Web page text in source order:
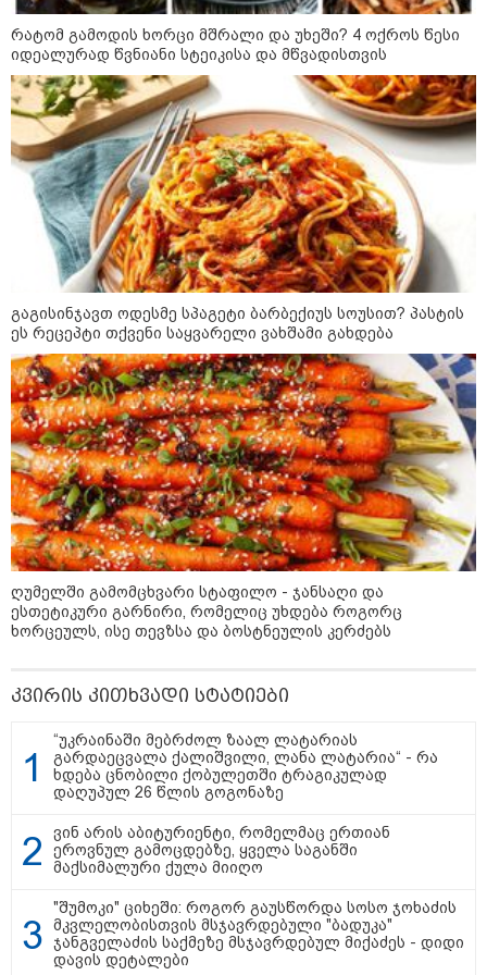
გათავისუფლებისკენ" - რას
წერს ეუთო-ს წარმომადგენელი
მზია ამაღლობელზე?
21:38 / 06-08-2026
"ჩვენთვის ეს ეგზოტიკაა, ჩვენს
სტუმრებს ასე ვუხსნით - ბევრი
სანთელი, ეგზოტიკა და
რომანტიკული საღამოები" -
შალვა ალავერდაშვილი
ელექტროენერგიის გათიშვებზე
კატეგორიის ყველა სიახლე
კრეისერ "ედინბურგის" საიდუმლო:
როგორ იპოვეს 40 წლის შემდეგ 5
ტონა "სტალინის ოქრო"
ედუარდ შევარდნაძის
სკანდალური საჩუქარი პუტინს და
რუსეთის პრეზიდენტის მუქარა,
რომელიც 6 წლის შემდეგ
აასრულა
ხარვეზი თუ
სანდრო თვალჭრელიძის ანალიზი
ჩაკეტილი „პოლიტიკური
თამაშები, რომლებიც დიდი
სისხლის ფასად ჯდება
რატომ გამოდის ხორცი მშრალი და უხეში? 4 ოქროს წესი
იდეალურად წვნიანი სტეიკისა და მწვადისთვის
გაგისინჯავთ ოდესმე სპაგეტი ბარბექიუს სოუსით? პასტის
ეს რეცეპტი თქვენი საყვარელი ვახშამი გახდება
ღუმელში გამომცხვარი სტაფილო - ჯანსაღი და
ესთეტიკური გარნირი, რომელიც უხდება როგორც
ხორცეულს, ისე თევზსა და ბოსტნეულის კერძებს
კვირის კითხვადი სტატიები
“უკრაინაში მებრძოლ ზაალ ლატარიას
გარდაეცვალა ქალიშვილი, ლანა ლატარია“ - რა
ხდება ცნობილი ქობულეთში ტრაგიკულად
დაღუპულ 26 წლის გოგონაზე
ვინ არის აბიტურიენტი, რომელმაც ერთიან
ეროვნულ გამოცდებზე, ყველა საგანში
მაქსიმალური ქულა მიიღო
"შუმოკი" ციხეში: როგორ გაუსწორდა სოსო ჯოხაძის
მკვლელობისთვის მსჯავრდებული "ბადუკა"
ჯანგველაძის საქმეზე მსჯავრდებულ მიქაძეს - დიდი
დავის დეტალები